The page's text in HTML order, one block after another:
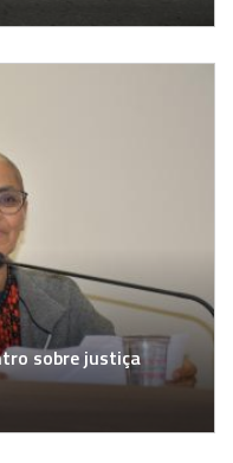
sobre justiça